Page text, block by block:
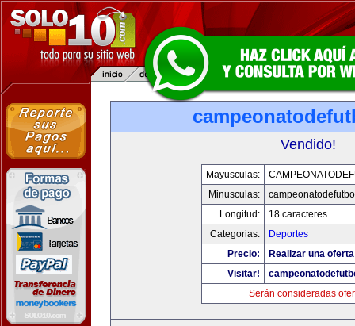
Vendido!
Mayusculas:
Minusculas:
Longitud:
18 caracteres
Categorias:
Deportes
Precio:
Realizar una
Visitar!
Serán consideradas